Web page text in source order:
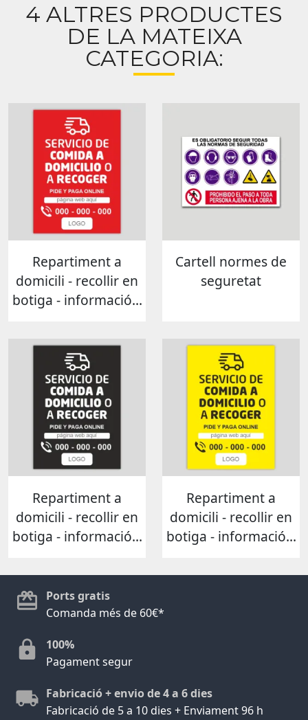
4 ALTRES PRODUCTES
DE LA MATEIXA
CATEGORIA:
Repartiment a
domicili - recollir en
botiga - informació...
Cartell normes de
seguretat
Repartiment a
domicili - recollir en
botiga - informació...
Repartiment a
domicili - recollir en
botiga - informació...
Ports gratis
Comanda més de 60€*
100%
Pagament segur
Fabricació + envio de 4 a 6 dies
Fabricació de 5 a 10 dies + Enviament 96 h